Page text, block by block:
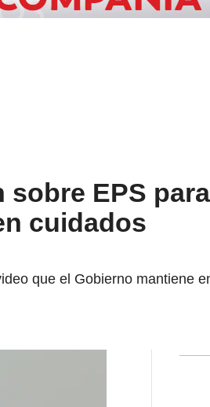
sobre EPS para
cuidados
que el Gobierno mantiene